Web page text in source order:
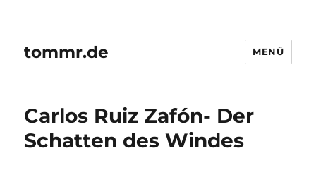
tommr.de MENÜ
Carlos Ruiz Zafón- Der
Schatten des Windes